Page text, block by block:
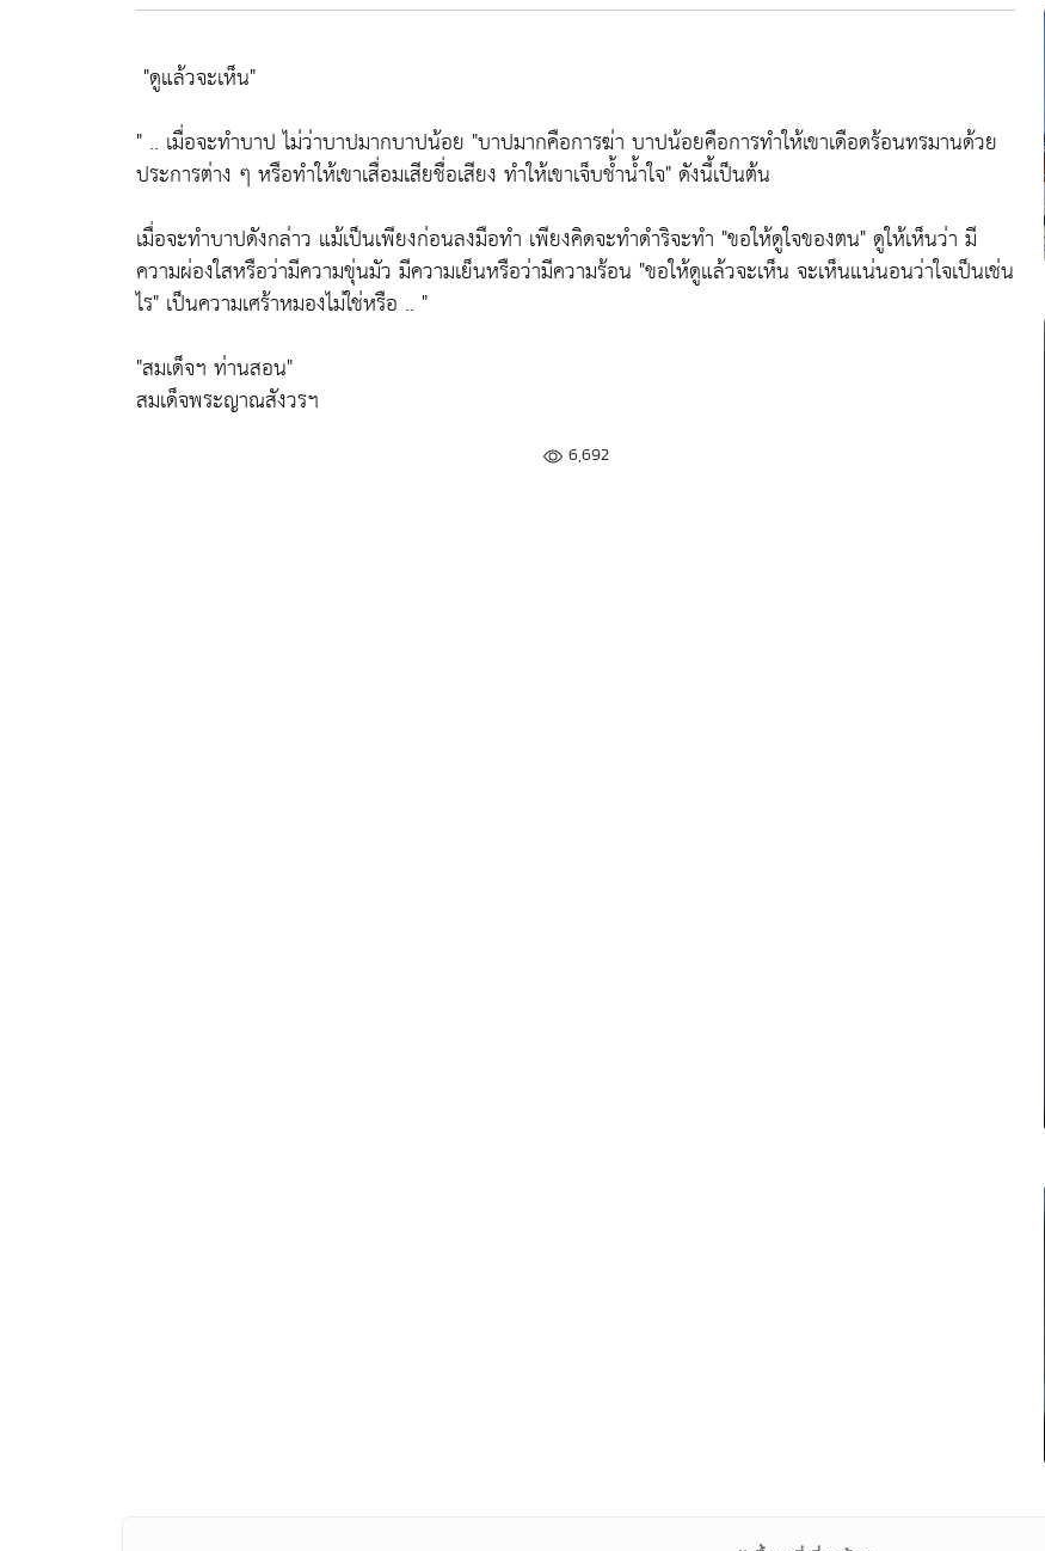
"ดูแล้วจะเห็น"
" .. เมื่อจะทำบาป ไม่ว่าบาปมากบาปน้อย "บาปมากคือการฆ่า บาปน้อยคือการทำให้เขาเดือดร้อนทรมานด้วย
ประการต่าง ๆ หรือทำให้เขาเสื่อมเสียชื่อเสียง ทำให้เขาเจ็บช้ำน้ำใจ"ดังนี้เป็นต้น
เมื่อจะทำบาปดังกล่าว แม้เป็นเพียงก่อนลงมือทำ เพียงคิดจะทำดำริจะทำ "ขอให้ดูใจของตน"ดูให้เห็นว่า มี
ความผ่องใสหรือว่ามีความขุ่นมัว มีความเย็นหรือว่ามีความร้อน "ขอให้ดูแล้วจะเห็น จะเห็นแน่นอนว่าใจเป็นเช่น
ไร" เป็นความเศร้าหมองไม่ใช่หรือ .. "
"สมเด็จฯ ท่านสอน"
สมเด็จพระญาณสังวรฯ
6,692